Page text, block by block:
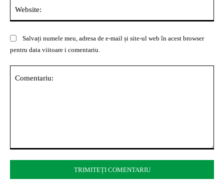
Salvați numele meu, adresa de e-mail și site-ul web în acest browser
pentru data viitoare i comentariu.